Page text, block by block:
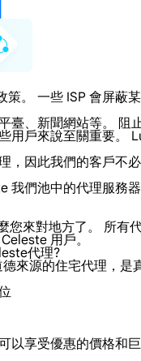
策。 一些 ISP 會屏
臺、新聞網站等。
用戶來說至關重要
，因此我們的客戶不
我們池中的代理服務
您來對地方了。 所有
用戶。
代理?
來源的住宅代理，
以享受優惠的價格和